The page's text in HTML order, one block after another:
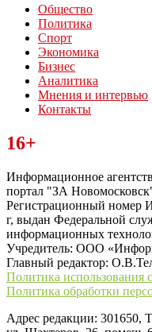
Общество
Политика
Спорт
Экономика
Бизнес
Аналитика
Мнения и интервью
Контакты
Читайте последние
“ЗаНовомосковск”
16+
Информационное
портал "ЗА
Регистрационный номер
г, выдан Федеральной
информационных
Учредитель: ООО
Главный редактор:
Политика использования
Политика обработки
Адрес редакции: 301650,